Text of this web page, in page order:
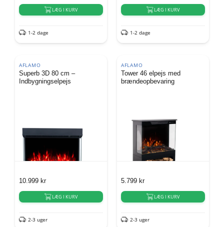
LÆG I KURV
1-2 dage
LÆG I KURV
1-2 dage
AFLAMO
Superb 3D 80 cm –
Indbygningselpejs
10.999 kr
LÆG I KURV
2-3 uger
AFLAMO
Tower 46 elpejs med
brændeopbevaring
5.799 kr
LÆG I KURV
2-3 uger